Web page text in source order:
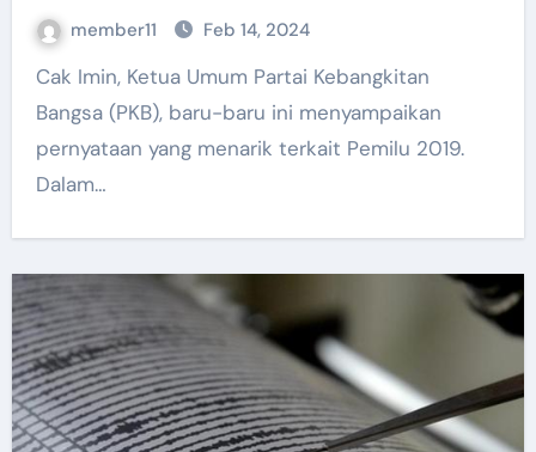
member11 Feb 14, 2024
Cak Imin, Ketua Umum Partai Kebangkitan
Bangsa (PKB), baru-baru ini menyampaikan
pernyataan yang menarik terkait Pemilu 2019.
Dalam…